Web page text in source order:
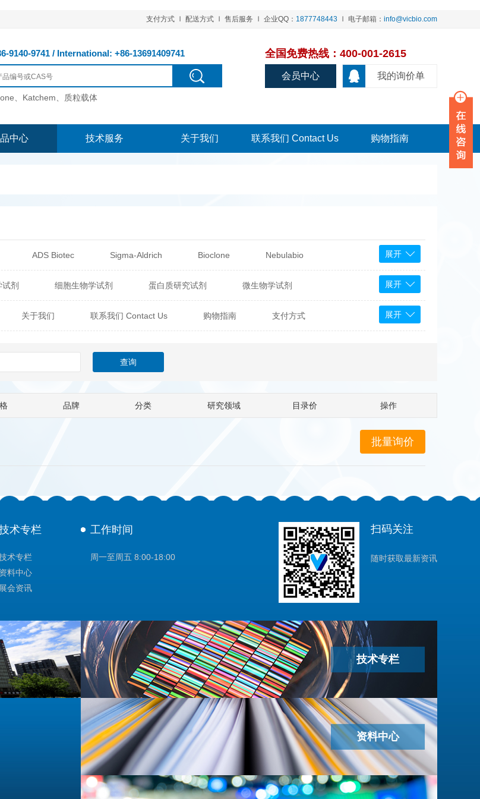
支付方式 配送方式 售后服务 企业QQ： 1877748443 电子邮箱： info@vicbio.com
9140-9741 / International: +86-13691409741
、Katchem、质粒载体
全国免费热线：400-001-2615
我的询价单
会员中心
中心 技术服务 关于我们 联系我们 Contact Us 购物指南
ADS Biotec Sigma-Aldrich Bioclone Nebulabio
销产品 辰辉创聚生物® (Nebulabio) BPS Bioscience
Vicbio Biotech Click Chemistry Tools Bioassay Systems
Eagle Biosciences Cytodiagnostics
Active Motif
展开
剂 细胞生物学试剂 蛋白质研究试剂 微生物学试剂
仪器及设备 耗材及常用物品 其他产品
展开
关于我们 联系我们 Contact Us 购物指南 支付方式 展开
品牌 分类 研究领域 目录价 操作
术专栏
术专栏
资料中心
展会资讯
工作时间
周一至周五 8:00-18:00
扫码关注
随时获取最新资讯
技术专栏
资料中心